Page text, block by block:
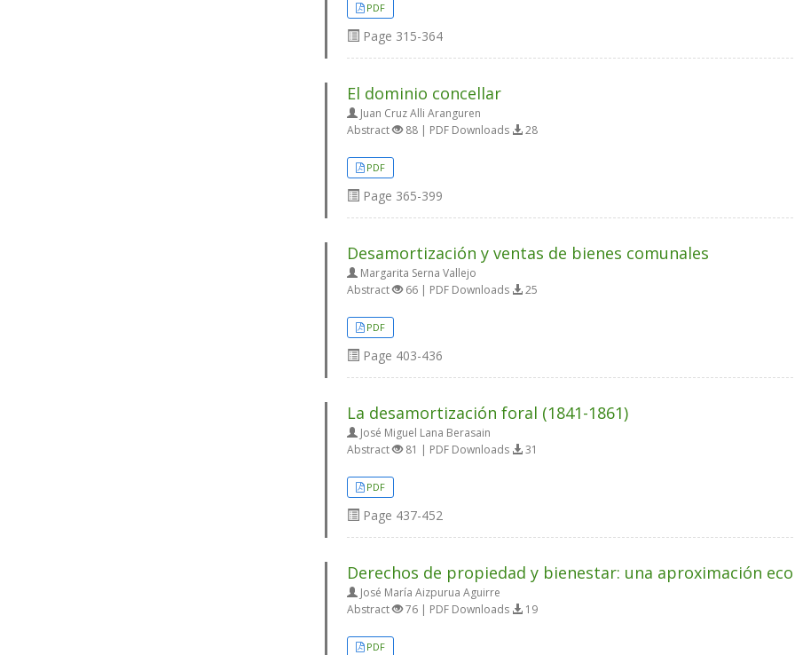
PDF
Page 315-364
El dominio concellar
Juan Cruz Alli Aranguren
Abstract
88 | PDF Downloads 28
PDF
Page 365-399
Desamortización y ventas de bienes comunales
Margarita Serna Vallejo
Abstract
66 | PDF Downloads 25
PDF
Page 403-436
La desamortización foral (1841-1861)
José Miguel Lana Berasain
Abstract
81 | PDF Downloads 31
PDF
Page 437-452
Derechos de propiedad y bienestar: una aproximación
José María Aizpurua Aguirre
Abstract
76 | PDF Downloads 19
PDF